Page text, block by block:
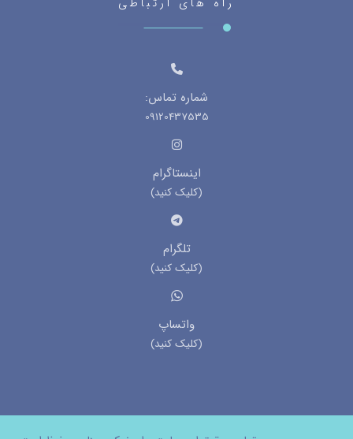
شماره تماس:
09120437535
اینستاگرام
(کلیک کنید)
تلگرام
(کلیک کنید)
واتساپ
(کلیک کنید)